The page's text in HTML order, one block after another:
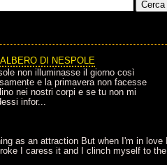
DI NESPOLE
non illuminasse il giorno così
e la primavera non facesse
nei nostri corpi e se tu non mi
infor...
as an attraction But when I'm in love I
I caress it and I clinch myself to the